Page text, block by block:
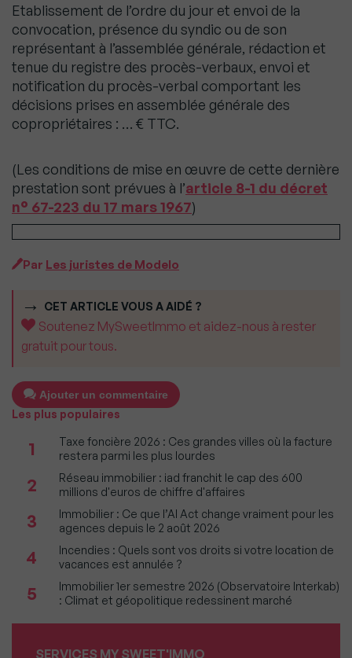
Etablissement de l’ordre du jour et envoi de la
convocation, présence du syndic ou de son
représentant à l’assemblée générale, rédaction et
tenue du registre des procès-verbaux, envoi et
notification du procès-verbal comportant les
décisions prises en assemblée générale des
copropriétaires : … € TTC.
(Les conditions de mise en œuvre de cette dernière
prestation sont prévues à l’article 8-1 du décret
n° 67-223 du 17 mars 1967)
Par Les juristes de Modelo
CET ARTICLE VOUS A AIDÉ ?
Soutenez MySweetImmo et aidez-nous à rester
gratuit pour tous.
Ajouter un commentaire
Les plus populaires
1
Taxe foncière 2026 : Ces grandes villes où la facture
restera parmi les plus lourdes
2
Réseau immobilier : iad franchit le cap des 600
millions d'euros de chiffre d'affaires
3
Immobilier : Ce que l’AI Act change vraiment pour les
agences depuis le 2 août 2026
4
Incendies : Quels sont vos droits si votre location de
vacances est annulée ?
5
Immobilier 1er semestre 2026 (Observatoire Interkab)
: Climat et géopolitique redessinent marché
SERVICES MY SWEET'IMMO